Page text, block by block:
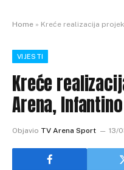
Home » Kreće realizacija
VIJESTI
Kreće
Arena,
Objavio TV Arena Sport 13/